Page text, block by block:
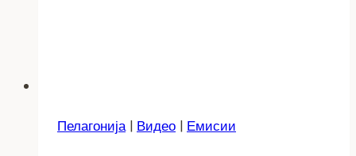
Пелагонија| Видео | Емисии